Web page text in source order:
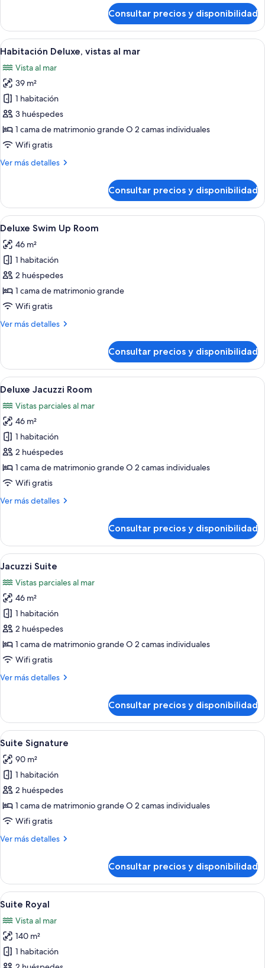
la
piscina
Deluxe,
vistas
a
piscina
Consultar precios y disponibilidad
Abrir
todas
las
fotos
de
Habitación
Deluxe,
vistas
mar
Habitación Deluxe, vistas al mar | 1
10
Habitación Deluxe, vistas al mar
Vista al mar
39 m²
1 habitación
3 huéspedes
1 cama de matrimonio grande O 2 camas individuales
Wifi gratis
Ver más detalles
Más
Deluxe,
vistas
al
Consultar precios y disponibilidad
Abrir
todas
las
fotos
de
Deluxe
Swim
Room
Deluxe Swim Up Room | 1 dormitorio
11
Deluxe Swim Up Room
46 m²
1 habitación
2 huéspedes
1 cama de matrimonio grande
Wifi gratis
Ver más detalles
Más
Swim
Up
Room
Consultar precios y disponibilidad
Abrir
todas
las
fotos
de
Deluxe
Jacuzzi
Room
Habitación de hotel con una cama
10
Deluxe Jacuzzi Room
Vistas parciales al mar
46 m²
1 habitación
2 huéspedes
1 cama de matrimonio grande O 2 camas individuales
Wifi gratis
Ver más detalles
Más
Jacuzzi
Room
Consultar precios y disponibilidad
Abrir
todas
las
fotos
de
Jacuzzi
Suite
Jacuzzi Suite | 1 dormitorio y ropa de
10
Jacuzzi Suite
Vistas parciales al mar
46 m²
1 habitación
2 huéspedes
1 cama de matrimonio grande O 2 camas individuales
Wifi gratis
Ver más detalles
Más
Suite
Consultar precios y disponibilidad
Abrir
todas
las
fotos
de
Suite
Signature
Suite Signature | 1 dormitorio y ropa
11
Suite Signature
90 m²
1 habitación
2 huéspedes
1 cama de matrimonio grande O 2 camas individuales
Wifi gratis
Ver más detalles
Más
Signature
Consultar precios y disponibilidad
Abrir
todas
las
fotos
de
Un dormitorio moderno con una
12
Suite Royal
Vista al mar
140 m²
1 habitación